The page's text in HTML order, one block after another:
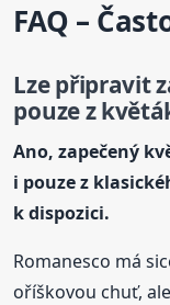
FAQ –
Lze připravit
pouze z
Ano, zapečený
i pouze z
k dispozici.
Romanesco má
oříškovou chuť,